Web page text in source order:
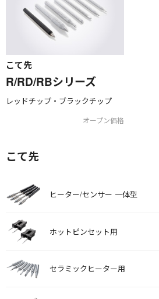
こて先
R/RD/RBシリーズ
レッドチップ・ブラックチップ
オープン価格
こて先
ヒーター/センサー 一体型
ホットピンセット用
セラミックヒーター用